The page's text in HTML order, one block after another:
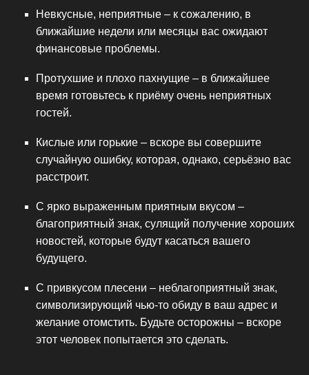
Невкусные, неприятные – к сожалению, в
ближайшие недели или месяцы вас ожидают
финансовые проблемы.
Протухшие и плохо пахнущие – в ближайшее
время готовьтесь к приёму очень неприятных
гостей.
Кислые или горькие – вскоре вы совершите
случайную ошибку, которая, однако, серьёзно вас
расстроит.
С ярко выраженным приятным вкусом –
благоприятный знак, сулящий получение хороших
новостей, которые будут касаться вашего
будущего.
С привкусом плесени – неблагоприятный знак,
символизирующий чью-то обиду в ваш адрес и
желание отомстить. Будьте осторожны – вскоре
этот человек попытается это сделать.